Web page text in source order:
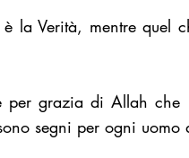
la Verità, mentre quel
grazia di Allah che
segni per ogni uomo